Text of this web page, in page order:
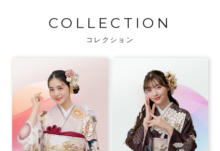
COLLECTION
コレクション